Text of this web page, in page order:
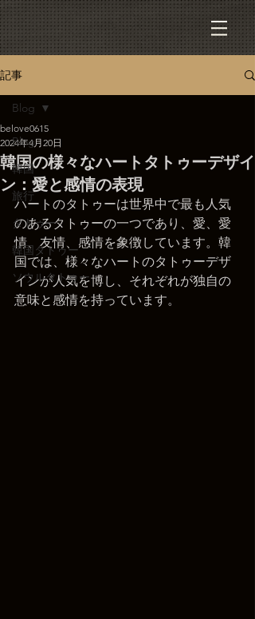
記事
Blog
韓国
旅行
タトゥー
韓国タトゥー
ソウルタトゥー
Blog
韓国の様々なハートタトゥーデザイ
ン：愛と感情の表現
belove0615
2024年4月20日
ハートのタトゥーは世界中で最も人気
のあるタトゥーの一つであり、愛、愛
情、友情、感情を象徴しています。韓
国では、様々なハートのタトゥーデザ
インが人気を博し、それぞれが独自の
意味と感情を持っています。